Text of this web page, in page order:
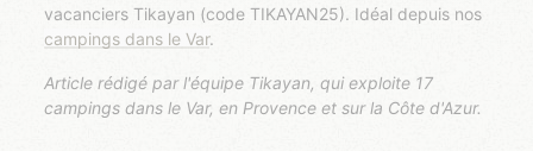
vacanciers Tikayan (code TIKAYAN25). Idéal depuis nos
campings dans le Var.
Article rédigé par l'équipe Tikayan, qui exploite 17
campings dans le Var, en Provence et sur la Côte d'Azur.